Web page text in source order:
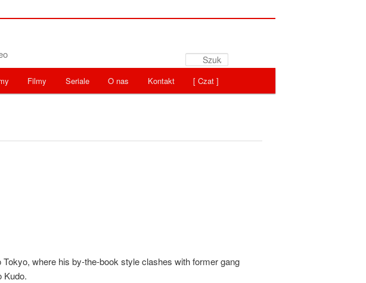
[ Czat ]
Kontakt
O nas
Seriale
Filmy
where his by-the-book style clashes with former gang
Kudo.